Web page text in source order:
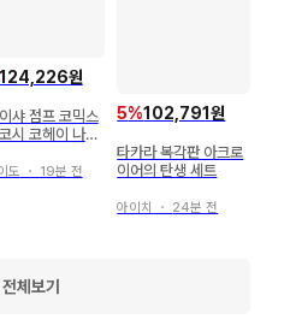
에 특전 부속 기재가 없는 경
이 특전품인 경우, 본체가 부속
해당됩니다.
서 판매하지 않기 때문에 섭취
124,226원
샤 점프 코믹스
시 코헤이 나의
세트
도 ・ 19분 전
5%102,791원
타카라 복각판 아크로
이어의 탄생 세트
아이치 ・ 24분 전
체보기